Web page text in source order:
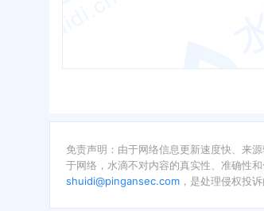
免责声明：由于网络信息更新速度快、来
于网络，水滴不对内容的真实性、准确性
shuidi@pingansec.com ，是处理侵权投